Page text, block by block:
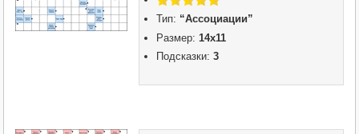
Тип: “Ассоциации”
Размер: 14х11
Подсказки:3